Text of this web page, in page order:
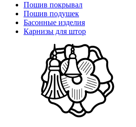
Пошив покрывал
Пошив подушек
Басонные изделия
Карнизы для штор